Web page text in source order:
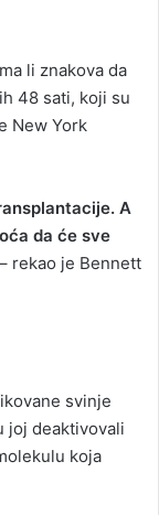
li znakova da
48 sati, koji su
New York
A
da će sve
– rekao je Bennett
svinje
joj deaktivovali
koja